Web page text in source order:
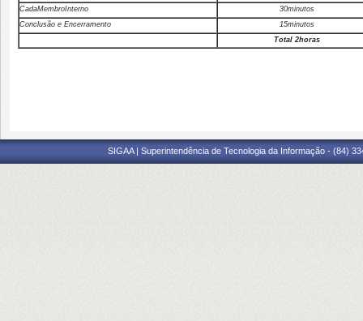
CadaMembroInterno 30minutos
Conclusão e Encerramento 15minutos
Total 2horas
SIGAA | Superintendência de Tecnologia da Informação - (84)